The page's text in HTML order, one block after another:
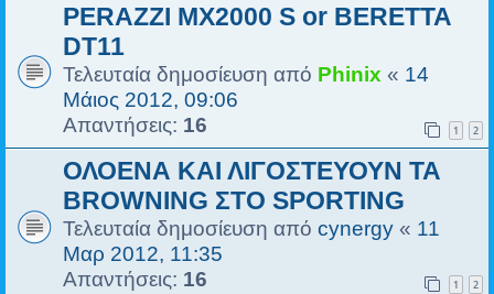
PERAZZI MX2000 S or BERETTA
DT11
Τελευταία δημοσίευση από Phinix « 14
Μάιος 2012, 09:06
Απαντήσεις: 16 1 2
ΟΛΟΕΝΑ ΚΑΙ ΛΙΓΟΣΤΕΥΟΥΝ ΤΑ
BROWNING ΣΤΟ SPORTING
Τελευταία δημοσίευση από cynergy « 11
Μαρ 2012, 11:35
Απαντήσεις: 16 1 2